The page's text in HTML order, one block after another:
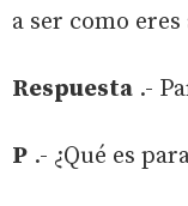
a ser como eres
Respuesta .-
P .- ¿Qué es